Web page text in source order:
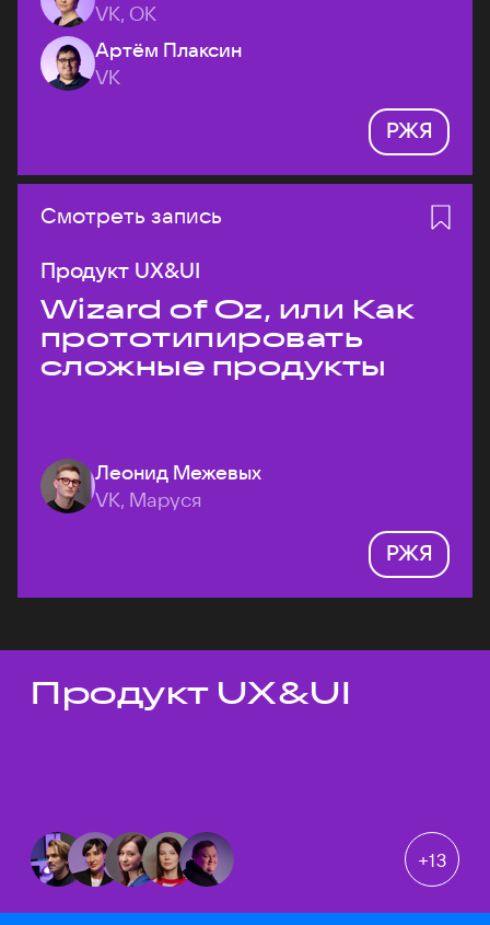
VK, ОК
Артём Плаксин
VK
РЖЯ
Смотреть запись
Продукт UX&UI
Wizard of Oz, или Как
прототипировать
сложные продукты
Леонид Межевых
VK, Маруся
РЖЯ
Темы докладов
Продукт UX&UI
+13